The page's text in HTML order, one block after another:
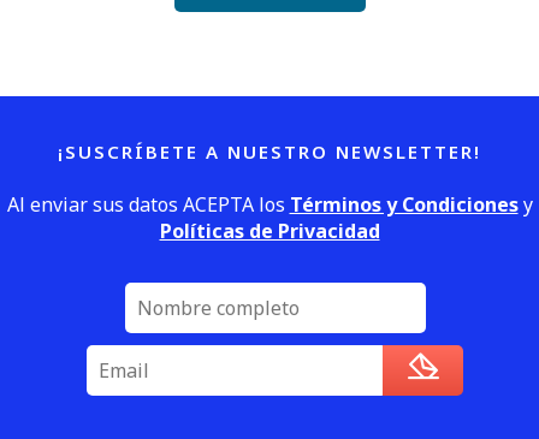
¡SUSCRÍBETE A NUESTRO NEWSLETTER!
Al enviar sus datos ACEPTA los Términos y Condicionesy
Políticas de Privacidad